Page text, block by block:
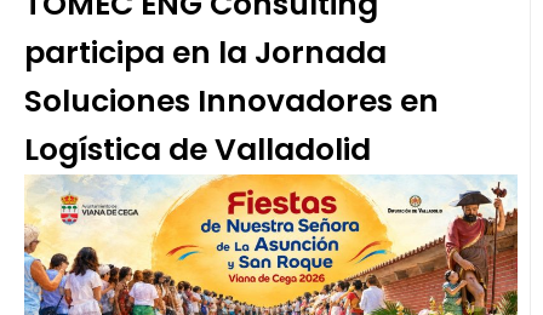
participa en la Jornada
Soluciones Innovadores en
Logística de Valladolid